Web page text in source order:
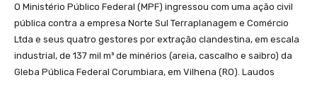
O Ministério Público Federal (MPF) ingressou com uma ação civil
pública contra a empresa Norte Sul Terraplanagem e Comércio
Ltda e seus quatro gestores por extração clandestina, em escala
industrial, de 137 mil m³ de minérios (areia, cascalho e saibro) da
Gleba Pública Federal Corumbiara, em Vilhena (RO). Laudos